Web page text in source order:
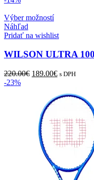
na
stránke
produktu.
220.00€.
Výber možnostíTento
má
variantov.
si
môžete
na
Náhľad
Pridať na wishlist
WILSON ULTRA
220.00€ Pôvodná
220.00€.
189.00€Aktuálna
189.00€.
s DPH
-23%